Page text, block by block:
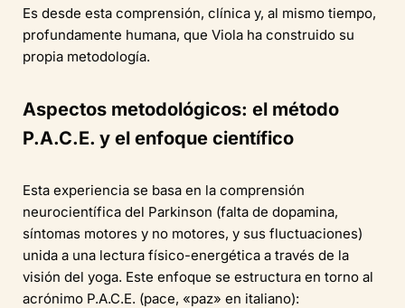
Es desde esta comprensión, clínica y, al mismo tiempo,
profundamente humana, que Viola ha construido su
propia metodología.
Aspectos metodológicos: el método
P.A.C.E. y el enfoque científico
Esta experiencia se basa en la comprensión
neurocientífica del Parkinson (falta de dopamina,
síntomas motores y no motores, y sus fluctuaciones)
unida a una lectura físico-energética a través de la
visión del yoga. Este enfoque se estructura en torno al
acrónimo P.A.C.E. (pace, «paz» en italiano):